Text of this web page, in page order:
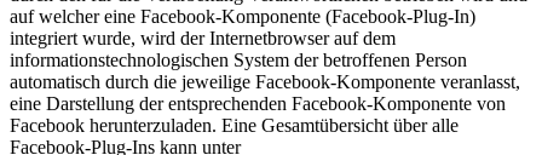
auf welcher eine Facebook-Komponente (Facebook-Plug-In)
integriert wurde, wird der Internetbrowser auf dem
informationstechnologischen System der betroffenen Person
automatisch durch die jeweilige Facebook-Komponente veranlasst,
eine Darstellung der entsprechenden Facebook-Komponente von
Facebook herunterzuladen. Eine Gesamtübersicht über alle
Facebook-Plug-Ins kann unter